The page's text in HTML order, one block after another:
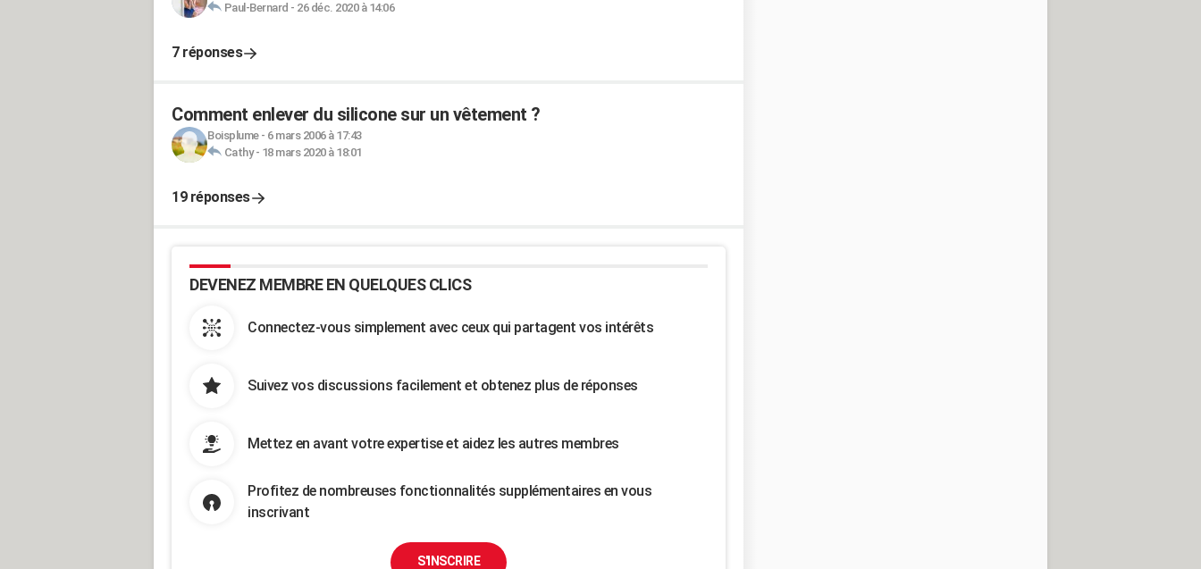
Paul-Bernard - 26 déc. 2020 à 14:06
7 réponses
Comment enlever du silicone sur un vêtement ?
Boisplume- 6 mars 2006 à 17:43
Cathy- 18 mars 2020 à 18:01
19 réponses
DEVENEZ MEMBRE EN QUELQUES CLICS
Connectez-vous simplement avec ceux qui partagent vos intérêts
Suivez vos discussions facilement et obtenez plus de réponses
Mettez en avant votre expertise et aidez les autres membres
Profitez de nombreuses fonctionnalités supplémentaires en vous
inscrivant
S'INSCRIRE